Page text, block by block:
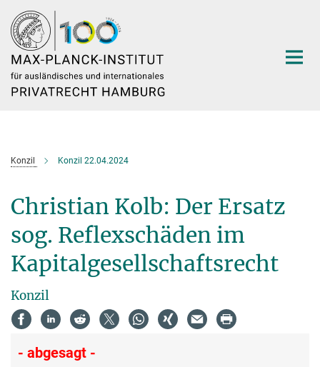
Hauptinhalt
Konzil Konzil 22.04.2024
Christian Kolb: Der Ersatz
sog. Reflexschäden im
Kapitalgesellschaftsrecht
Konzil
- abgesagt -